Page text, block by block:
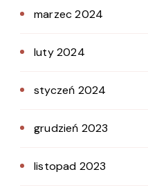
marzec 2024
luty 2024
styczeń 2024
grudzień 2023
listopad 2023